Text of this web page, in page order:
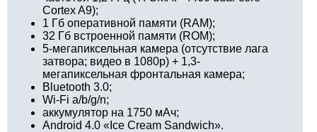
Cortex A9);
1 Гб оперативной памяти (RAM);
32 Гб встроенной памяти (ROM);
5-мегапиксельная камера (отсутствие лага
затвора; видео в 1080p) + 1,3-
мегапиксельная фронтальная камера;
Bluetooth 3.0;
Wi-Fi a/b/g/n;
аккумулятор на 1750 мАч;
Android 4.0 «Ice Cream Sandwich».